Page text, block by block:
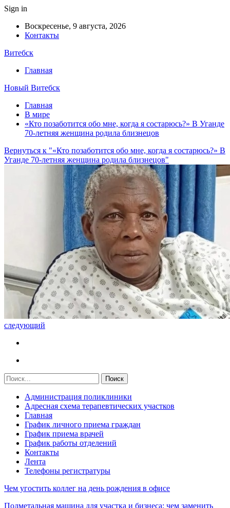
Sign in
Воскресенье, 9 августа, 2026
Контакты
Витебск
Главная
Новый Витебск
Главная
В мире
«Кто позаботится обо мне, когда я состарюсь?» В Уганде
70-летняя женщина родила близнецов
Вернуться к "«Кто позаботится обо мне, когда я состарюсь?» В
Уганде 70-летняя женщина родила близнецов"
следующий
Администрация поликлиники
Адресная схема терапевтических участков
Главная
График личного приема граждан
График приема врачей
График работы отделений
Контакты
Лента
Телефоны регистратуры
Чем угостить коллег на день рождения в офисе
Подметальная машина для участка и бизнеса: чем заменить